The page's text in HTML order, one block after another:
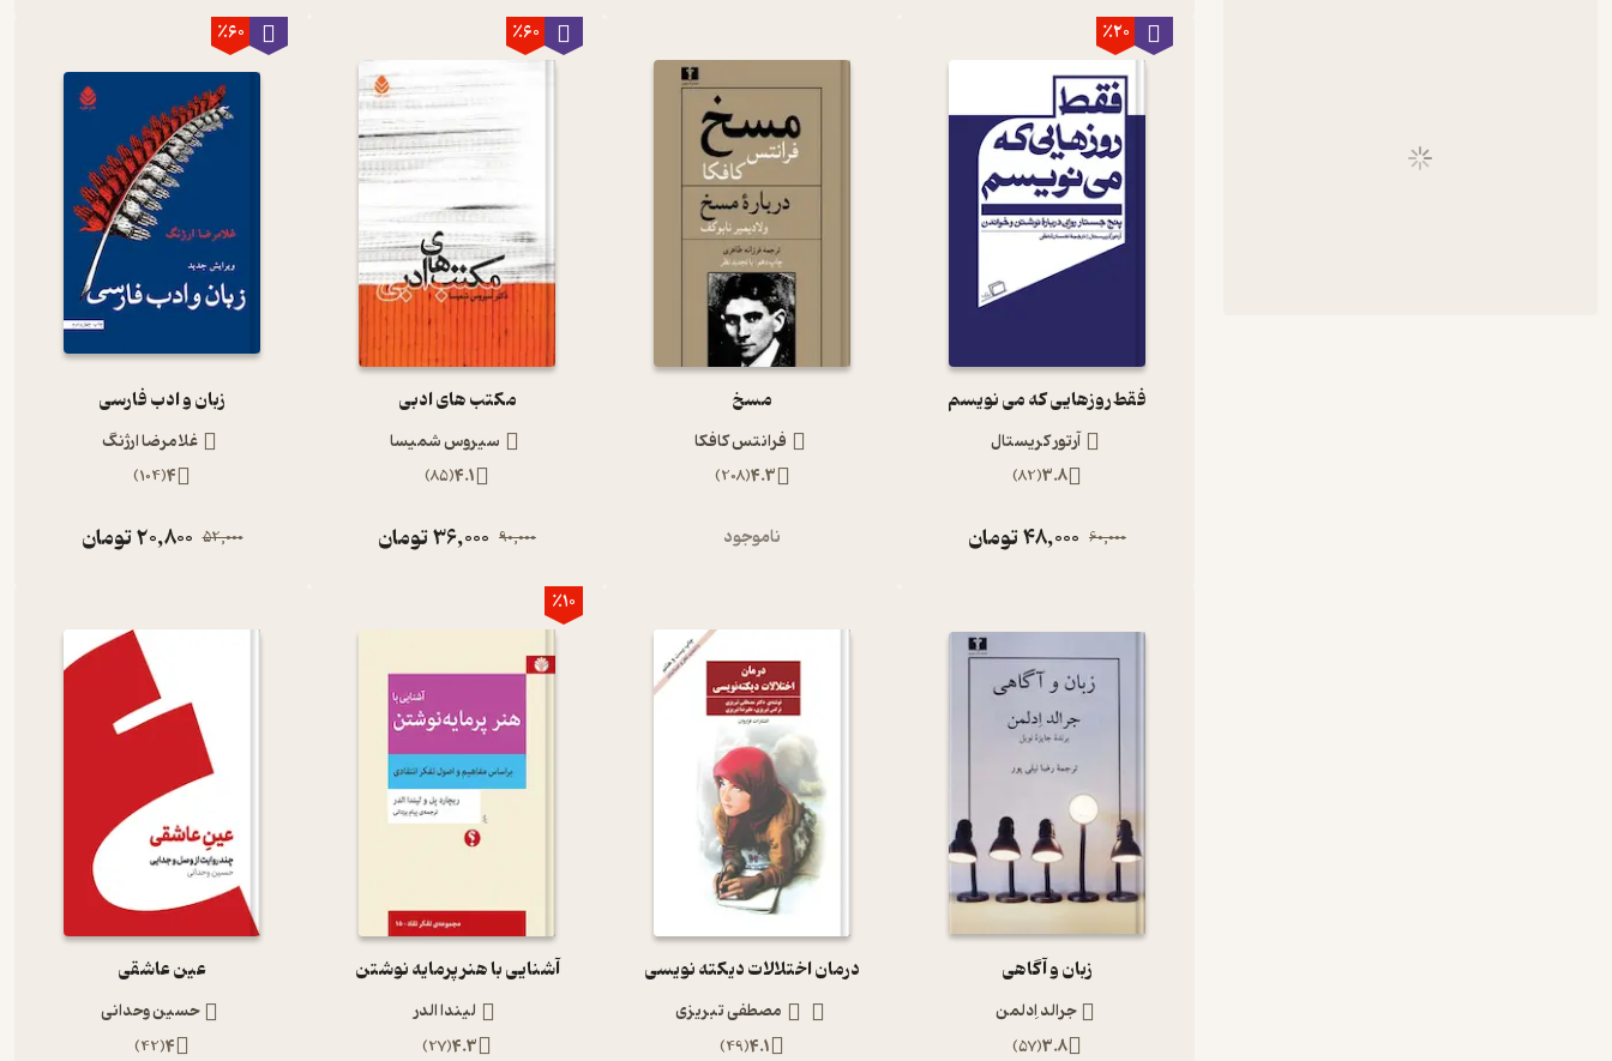
٪20
فقط روزهایی که می نویسم
آرتور کریستال
3.8
(
82
)
60,000
48,000تومان
مسخ
فرانتس کافکا
4.3
(
208
)
ناموجود
٪60
مکتب های ادبی
سیروس شمیسا
4.1
(
85
)
90,000
36,000تومان
٪60
زبان و ادب فارسی
غلامرضا ارژنگ
4
(
104
)
52,000
20,800تومان
زبان و آگاهی
جرالد اِدلمن
3.8
(
57
)
درمان اختلالات دیکته نویسی
مصطفی تبریزی
4.1
(
49
)
٪10
آشنایی با هنر پرمایه نوشتن
لیندا الدر
4.3
(
27
)
عین عاشقی
حسین وحدانی
4
(
42
)